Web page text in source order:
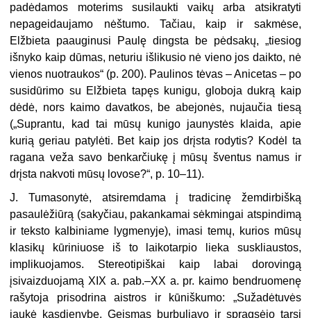
padėdamos moterims susilaukti vaikų arba atsikratyti
nepageidaujamo nėštumo. Tačiau, kaip ir sakmėse,
Elžbieta paauginusi Paulę dingsta be pėdsakų, „tiesiog
išnyko kaip dūmas, neturiu išlikusio nė vieno jos daikto, nė
vienos nuotraukos“ (p. 200). Paulinos tėvas – Anicetas – po
susidūrimo su Elžbieta tapęs kunigu, globoja dukrą kaip
dėdė, nors kaimo davatkos, be abejonės, nujaučia tiesą
(„Suprantu, kad tai mūsų kunigo jaunystės klaida, apie
kurią geriau patylėti. Bet kaip jos drįsta rodytis? Kodėl ta
ragana veža savo benkarčiukę į mūsų šventus namus ir
drįsta nakvoti mūsų lovose?“, p. 10–11).
J. Tumasonytė, atsiremdama į tradicinę žemdirbišką
pasaulėžiūrą (sakyčiau, pakankamai sėkmingai atspindimą
ir teksto kalbiniame lygmenyje), imasi temų, kurios mūsų
klasikų kūriniuose iš to laikotarpio lieka suskliaustos,
implikuojamos. Stereotipiškai kaip labai dorovingą
įsivaizduojamą XIX a. pab.–XX a. pr. kaimo bendruomenę
rašytoja prisodrina aistros ir kūniškumo: „Sužadėtuvės
jaukė kasdienybę. Geismas burbuliavo ir spragsėjo tarsi